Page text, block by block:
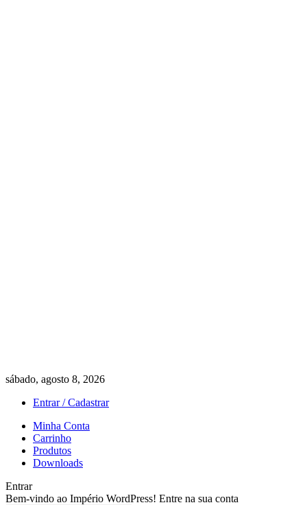
sábado, agosto 8, 2026
Entrar / Cadastrar
Minha Conta
Carrinho
Produtos
Downloads
Entrar
Bem-vindo ao Império WordPress! Entre na sua conta